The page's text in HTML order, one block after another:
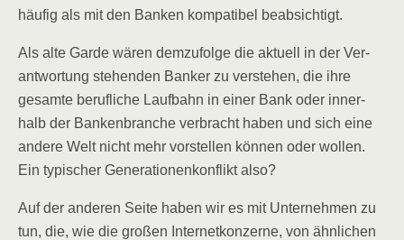
häu­fig als mit den Ban­ken kom­pa­ti­bel beabsichtigt.
Als alte Gar­de wären dem­zu­fol­ge die aktu­ell in der Ver­
ant­wor­tung ste­hen­den Ban­ker zu ver­ste­hen, die ihre
gesam­te beruf­li­che Lauf­bahn in einer Bank oder inner­
halb der Ban­ken­bran­che ver­bracht haben und sich eine
ande­re Welt nicht mehr vor­stel­len kön­nen oder wol­len.
Ein typi­scher Gene­ra­tio­nen­kon­flikt also?
Auf der ande­ren Sei­te haben wir es mit Unter­neh­men zu
tun, die, wie die gro­ßen Inter­net­kon­zer­ne, von ähn­li­chen